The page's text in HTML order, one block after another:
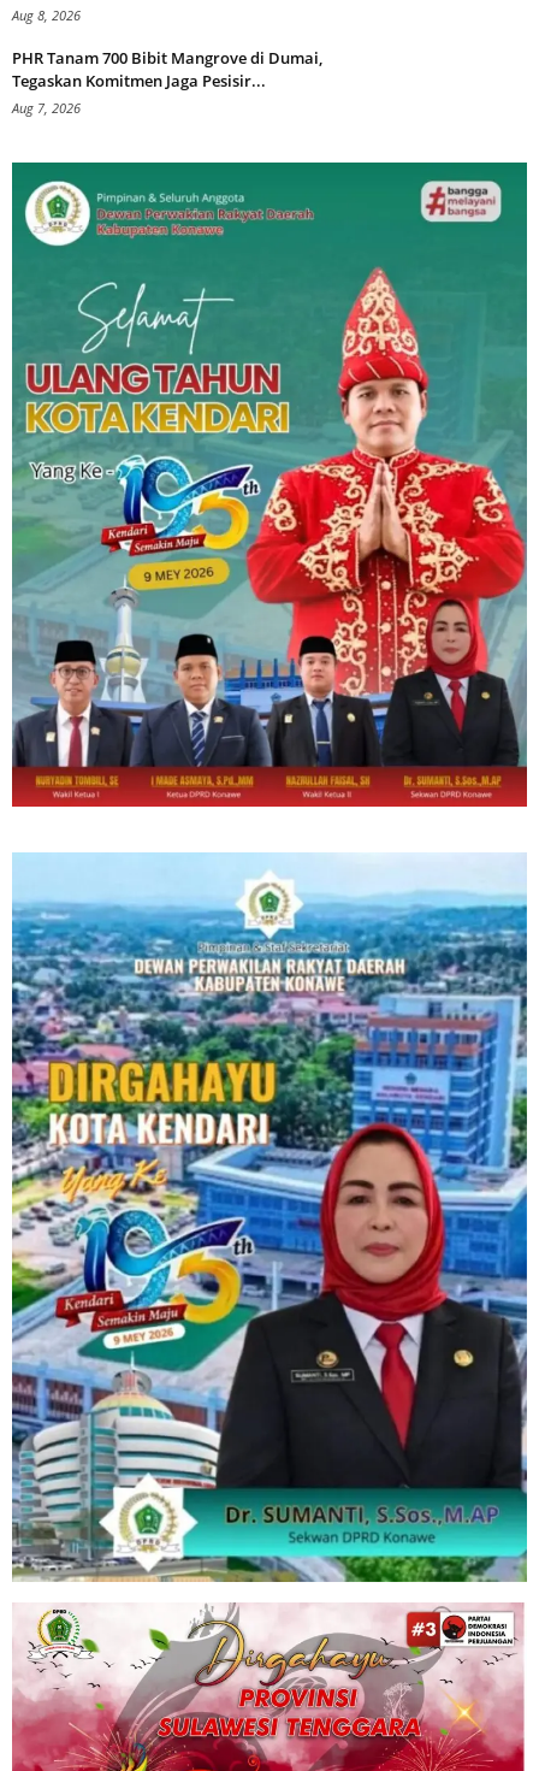
Aug 8, 2026
PHR Tanam 700 Bibit Mangrove di Dumai,
Tegaskan Komitmen Jaga Pesisir...
Aug 7, 2026